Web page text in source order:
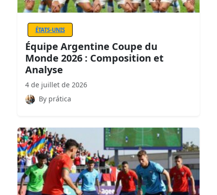
ÉTATS-UNIS
Équipe Argentine Coupe du
Monde 2026 : Composition et
Analyse
4 de juillet de 2026
By prática